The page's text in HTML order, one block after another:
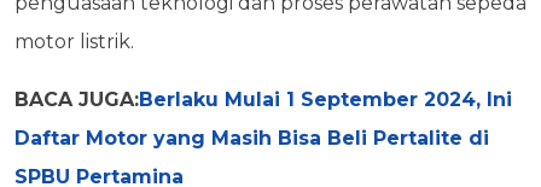
motor listrik.
BACA JUGA:Berlaku Mulai 1 September 2024, Ini
Daftar Motor yang Masih Bisa Beli Pertalite di
SPBU Pertamina